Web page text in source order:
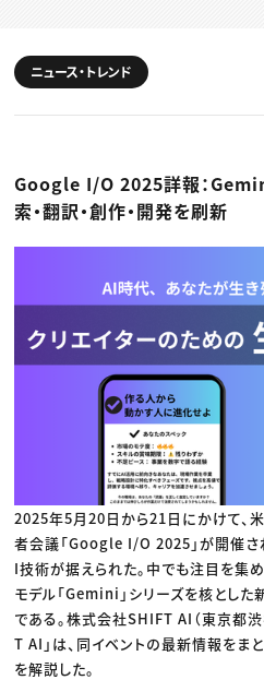
スキルアップしたい！ トップ
デザイン
動画配信・映像制作
ディレクション
業界解説・キャリア事情
お役立ち基礎知識
TOP Creator’s コラム
ゲームクリエイター
映像クリエイター
マーケッター
C＆R Magazine
ニュース・トレンド
ゲーム・エンタメ
広告
出版
CREATIVE VILLAGEからのお
プロフェッショナル×
ニュース・トレンド
Google I/O 2025詳報：
索・翻訳・創作・開発を刷新
2025年5月20日から21日にかけて、
者会議「Google I/O 2025」が開催
I技術が据えられた。中でも注目を集
モデル「Gemini」シリーズを核とし
である。株式会社SHIFT AI（東京都
T AI」は、同イベントの最新情報をま
を解説した。